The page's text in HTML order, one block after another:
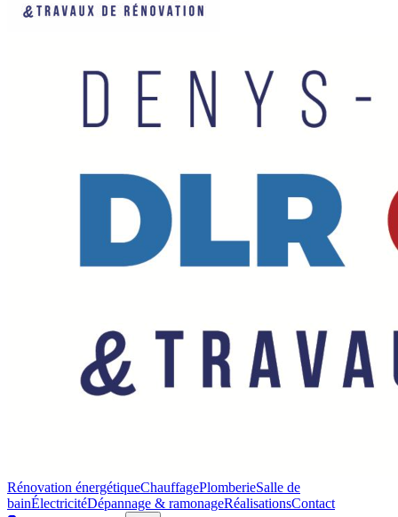
Rénovation énergétiqueChauffagePlomberieSalle de
bainÉlectricitéDépannage & ramonageRéalisationsContact